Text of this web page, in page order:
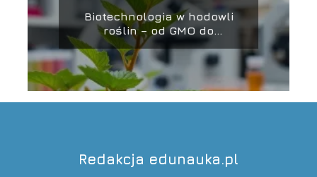
Biotechnologia w hodowli
roślin – od GMO do
CRISPR/Cas9
Redakcja edunauka.pl